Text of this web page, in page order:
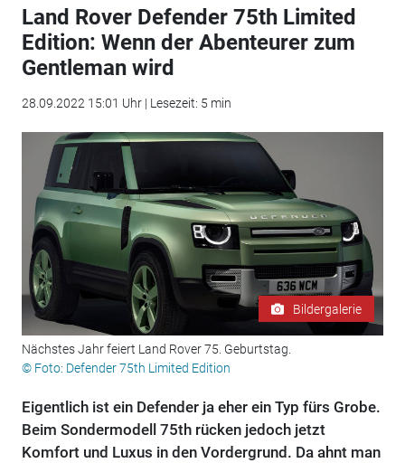
Land Rover Defender 75th Limited
Edition: Wenn der Abenteurer zum
Gentleman wird
28.09.2022 15:01 Uhr | Lesezeit: 5 min
Bildergalerie
Nächstes Jahr feiert Land Rover 75. Geburtstag.
© Foto: Defender 75th Limited Edition
Eigentlich ist ein Defender ja eher ein Typ fürs Grobe.
Beim Sondermodell 75th rücken jedoch jetzt
Komfort und Luxus in den Vordergrund. Da ahnt man